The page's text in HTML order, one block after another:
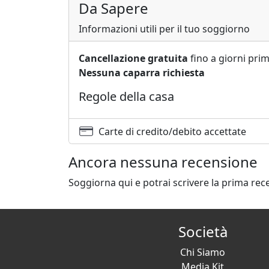
Da Sapere
Informazioni utili per il tuo soggiorno
Cancellazione gratuita fino a giorni
Nessuna caparra richiesta
Regole della casa
Carte di credito/debito accettate
Ancora nessuna recensione
Soggiorna qui e potrai scrivere la prima
Società
Chi Siamo